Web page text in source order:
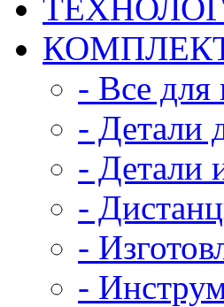
- Все для
- Детали
- Детали
-
-
-